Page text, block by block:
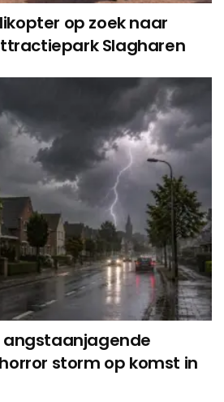
op zoek naar
Slagharen
angstaanjagende
storm op komst in